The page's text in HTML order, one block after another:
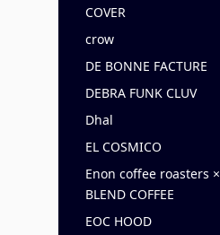
COVER
crow
DE BONNE FACTURE
DEBRA FUNK CLUV
Dhal
EL COSMICO
Enon coffee roasters
BLEND COFFEE
EOC HOOD